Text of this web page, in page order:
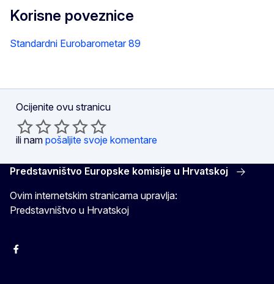
Korisne poveznice
Standardni Eurobarometar 89
Ocijenite ovu stranicu
ili nam pošaljite svoje komentare
Predstavništvo Europske komisije u Hrvatskoj
Ovim internetskim stranicama upravlja:
Predstavništvo u Hrvatskoj
Facebook